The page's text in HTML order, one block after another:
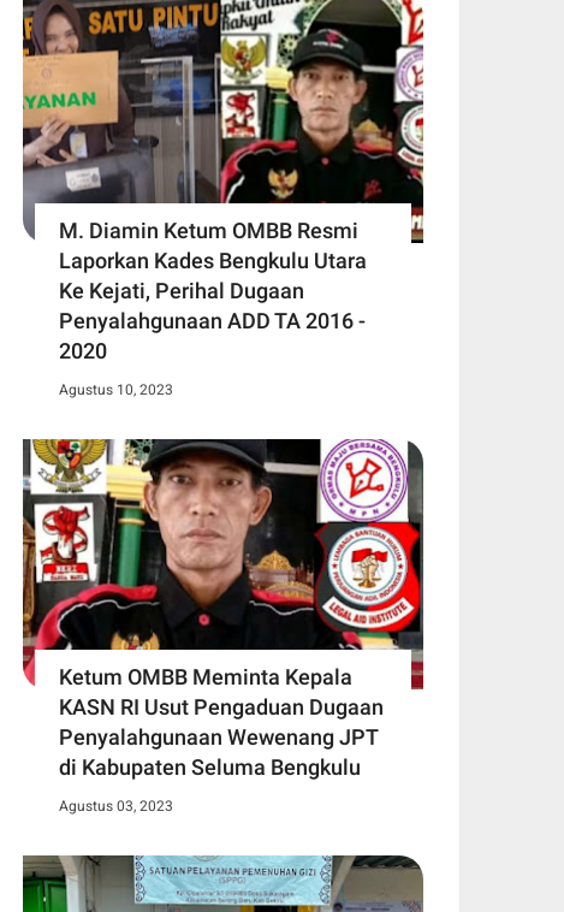
M. Diamin Ketum OMBB Resmi
Laporkan Kades Bengkulu Utara
Ke Kejati, Perihal Dugaan
Penyalahgunaan ADD TA 2016 -
2020
Agustus 10, 2023
Ketum OMBB Meminta Kepala
KASN RI Usut Pengaduan Dugaan
Penyalahgunaan Wewenang JPT
di Kabupaten Seluma Bengkulu
Agustus 03, 2023